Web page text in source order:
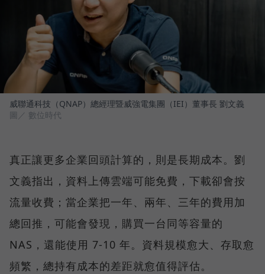
威聯通科技（QNAP）總經理暨威強電集團（IEI）董事長 劉文義
圖／ 數位時代
真正讓更多企業回頭計算的，則是長期成本。劉
文義指出，資料上傳雲端可能免費，下載卻會按
流量收費；當企業把一年、兩年、三年的費用加
總回推，可能會發現，購買一台同等容量的
NAS，還能使用 7-10 年。資料規模愈大、存取愈
頻繁，總持有成本的差距就愈值得評估。